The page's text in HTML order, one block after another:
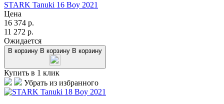
STARK Tanuki 16 Boy 2021
Цена
16 374 р.
11 272 р.
Ожидается
В корзину В корзину В корзину
Купить в 1 клик
Убрать из избранного